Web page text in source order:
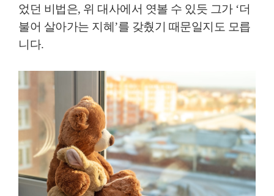
었던 비법은, 위 대사에서 엿볼 수 있듯 그가 ‘더
불어 살아가는 지혜’를 갖췄기 때문일지도 모릅
니다.